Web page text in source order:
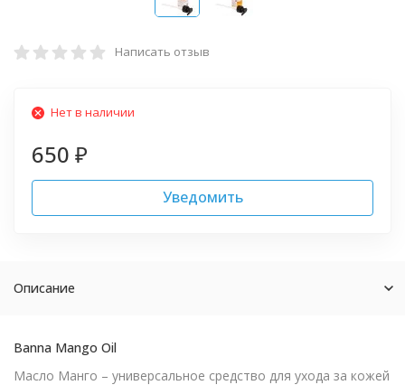
Написать отзыв
Нет в наличии
650 ₽
Уведомить
Описание
Banna Mango Oil
Масло Манго – универсальное средство для ухода за кожей